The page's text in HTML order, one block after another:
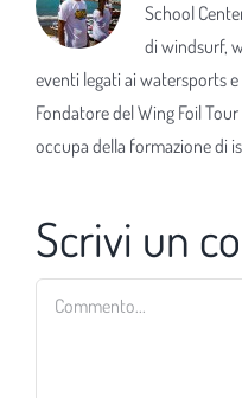
School
di windsurf,
eventi legati ai watersports
Fondatore del Wing Foil
occupa della formazione di
Scrivi un
Commento